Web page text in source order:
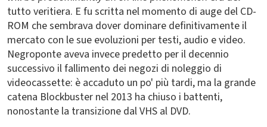
tutto veritiera. E fu scritta nel momento di auge del CD-
ROM che sembrava dover dominare definitivamente il
mercato con le sue evoluzioni per testi, audio e video.
Negroponte aveva invece predetto per il decennio
successivo il fallimento dei negozi di noleggio di
videocassette: è accaduto un po' più tardi, ma la grande
catena Blockbuster nel 2013 ha chiuso i battenti,
nonostante la transizione dal VHS al DVD.